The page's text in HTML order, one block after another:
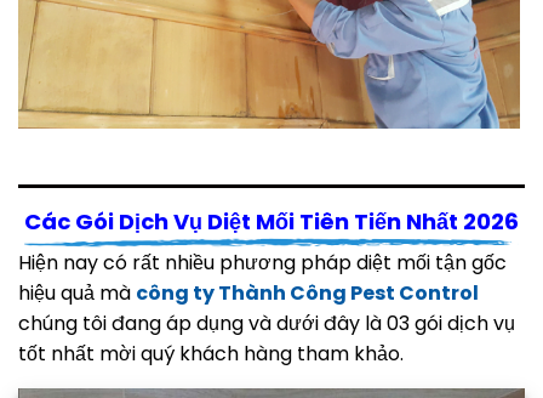
Các Gói Dịch Vụ Diệt Mối Tiên Tiến Nhất 2026
Hiện nay có rất nhiều phương pháp diệt mối tận gốc
hiệu quả mà công ty Thành Công Pest Control
chúng tôi đang áp dụng và dưới đây là 03 gói dịch vụ
tốt nhất mời quý khách hàng tham khảo.